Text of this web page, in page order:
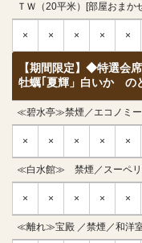
ＴＷ（20平米）[部屋おまか
× × × × ×
【期間限定】◆特選会
牡蠣｢夏輝」白いか の
≪碧水亭≫禁煙／エコノミー
× × × × ×
≪白水館≫ 禁煙／スーペリ
× × × × ×
≪離れ≫宝殿 ／禁煙／和洋